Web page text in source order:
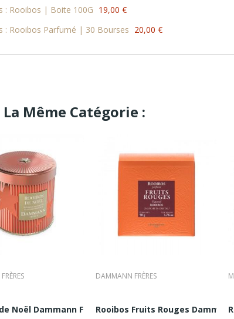
: Rooibos | Boite 100G 19,00 €
: Rooibos Parfumé | 30 Bourses 20,00 €
Même Catégorie :
|...
Noël Dammann Frères :Boite 100G |...
DAMMANN FRÈRES
Rooibos Fruits Rouges